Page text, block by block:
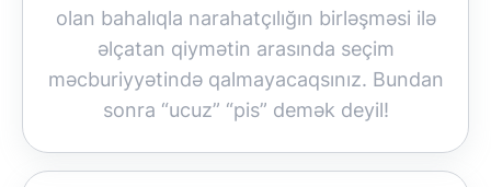
olan bahalıqla narahatçılığın birləşməsi ilə
əlçatan qiymətin arasında seçim
məcburiyyətində qalmayacaqsınız. Bundan
sonra “ucuz” “pis” demək deyil!